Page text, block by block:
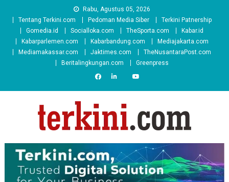
Rabu, Agustus 05, 2026
Tentang Terkini.com
Pedoman Media Siber
Terkini Patnership
Gomedia.id
Socialloka.com TheSporta.com
Kabar.id
Kabarparlemen.com
Kabarbandung.com
Mediajakarta.com
Mediamakassar.com
Jaktimes.com
TheNusantaraPost.com
Beritalingkungan.com
Greenpress